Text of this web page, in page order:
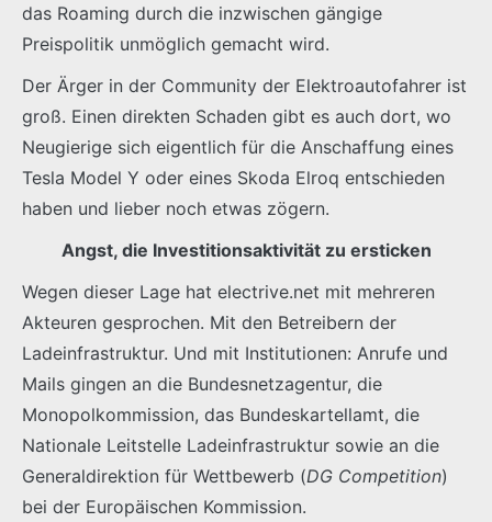
das Roaming durch die inzwischen gängige
Preispolitik unmöglich gemacht wird.
Der Ärger in der Community der Elektroautofahrer ist
groß. Einen direkten Schaden gibt es auch dort, wo
Neugierige sich eigentlich für die Anschaffung eines
Tesla Model Y oder eines Skoda Elroq entschieden
haben und lieber noch etwas zögern.
Angst, die Investitionsaktivität zu ersticken
Wegen dieser Lage hat electrive.net mit mehreren
Akteuren gesprochen. Mit den Betreibern der
Ladeinfrastruktur. Und mit Institutionen: Anrufe und
Mails gingen an die Bundesnetzagentur, die
Monopolkommission, das Bundeskartellamt, die
Nationale Leitstelle Ladeinfrastruktur sowie an die
Generaldirektion für Wettbewerb (DG Competition)
bei der Europäischen Kommission.